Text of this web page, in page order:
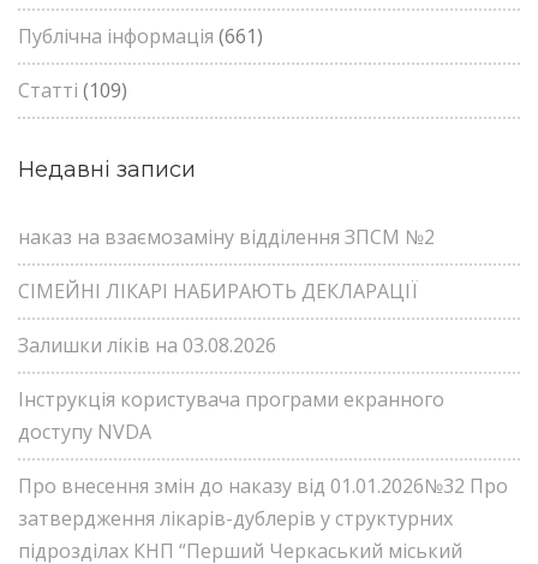
Публічна інформація (661)
Статті (109)
Недавні записи
наказ на взаємозаміну відділення ЗПСМ №2
СІМЕЙНІ ЛІКАРІ НАБИРАЮТЬ ДЕКЛАРАЦІЇ
Залишки ліків на 03.08.2026
Інструкція користувача програми екранного
доступу NVDA
Про внесення змін до наказу від 01.01.2026№32 Про
затвердження лікарів-дублерів у структурних
підрозділах КНП “Перший Черкаський міський